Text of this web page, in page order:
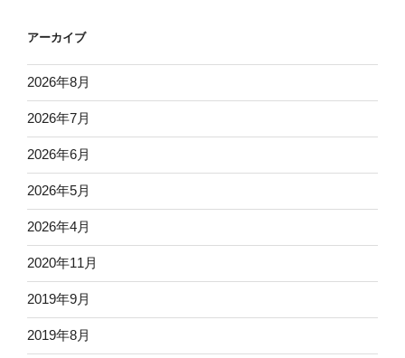
アーカイブ
2026年8月
2026年7月
2026年6月
2026年5月
2026年4月
2020年11月
2019年9月
2019年8月